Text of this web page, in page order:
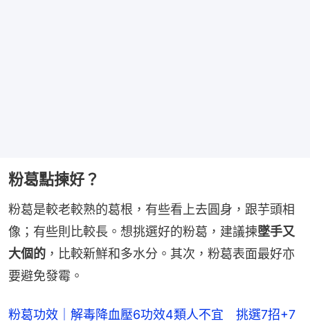
粉葛點揀好？
粉葛是較老較熟的葛根，有些看上去圓身，跟芋頭相
像；有些則比較長。想挑選好的粉葛，建議揀墜手又
大個的 ，比較新鮮和多水分。其次，粉葛表面最好亦
要避免發霉。
粉葛功效｜解毒降血壓6功效4類人不宜　挑選7招+7